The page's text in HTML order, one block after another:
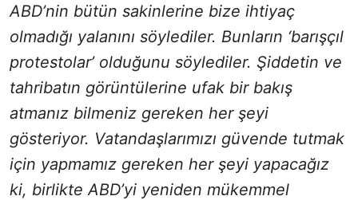
ABD’nin bütün sakinlerine bize ihtiyaç
olmadığı yalanını söylediler. Bunların ‘barışçıl
protestolar’ olduğunu söylediler. Şiddetin ve
tahribatın görüntülerine ufak bir bakış
atmanız bilmeniz gereken her şeyi
gösteriyor. Vatandaşlarımızı güvende tutmak
için yapmamız gereken her şeyi yapacağız
ki, birlikte ABD’yi yeniden mükemmel